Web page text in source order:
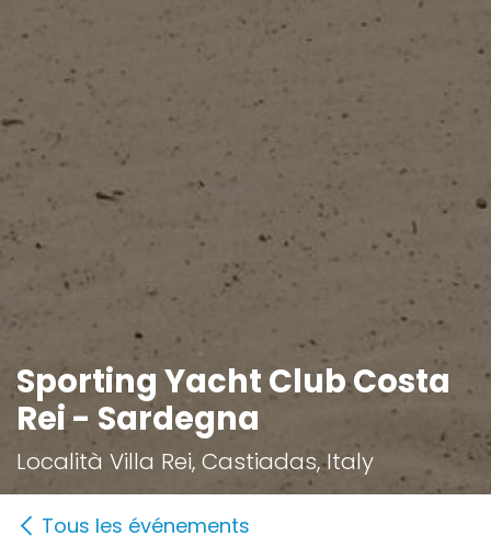
Sporting Yacht Club Costa
Rei - Sardegna
Località Villa Rei, Castiadas, Italy
Tous les événements